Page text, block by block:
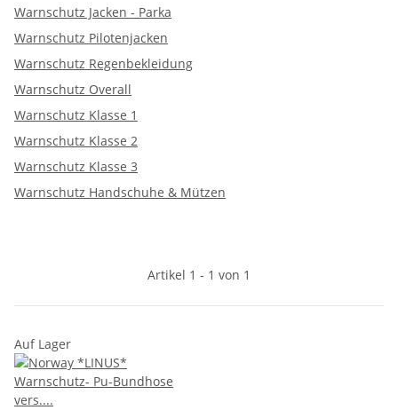
Warnschutz Jacken - Parka
Warnschutz Pilotenjacken
Warnschutz Regenbekleidung
Warnschutz Overall
Warnschutz Klasse 1
Warnschutz Klasse 2
Warnschutz Klasse 3
Warnschutz Handschuhe & Mützen
Artikel 1 - 1 von 1
Auf Lager